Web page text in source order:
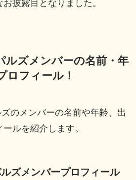
披露目となりました。
ルズメンバーの名前・年
ロフィール！
のメンバーの名前や年齢、出
ルを紹介します。
ズメンバープロフィール